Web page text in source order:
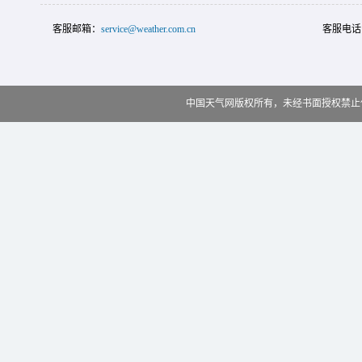
客服邮箱： service@weather.com.cn 客服电
中国天气网版权所有，未经书面授权